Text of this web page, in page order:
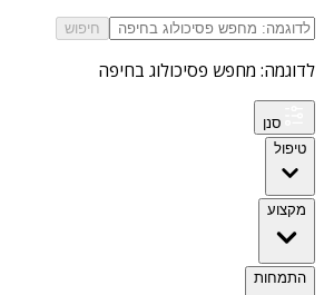
חיפוש
לדוגמה: מחפש פסיכולוג בחיפה
סנן
טיפול
מקצוע
התמחות